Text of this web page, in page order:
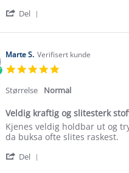
Polina
on
Mar
2026
Fargerike
Del
Review
Polina
G.
on
8
Mar
Marte S. Verifisert kunde
rating
Størrelse Normal
Veldig kraftig og slitesterk
Review
by
S.
review
stating
kraftig
Kjenes veldig holdbar ut og
da buksa ofte slites raskest.
Del